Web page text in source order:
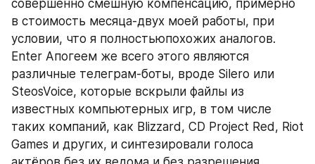
совершенно смешную компенсацию, примерно
в стоимость месяца-двух моей работы, при
условии, что я полностьюпохожих аналогов.
Enter Апогеем же всего этого являются
различные телеграм-боты, вроде Silero или
SteosVoice, которые вскрыли файлы из
известных компьютерных игр, в том числе
таких компаний, как Blizzard, CD Project Red, Riot
Games и других, и синтезировали голоса